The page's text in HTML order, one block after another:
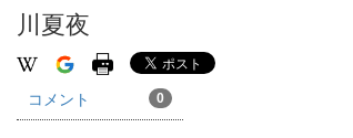
川夏夜
コメント 0